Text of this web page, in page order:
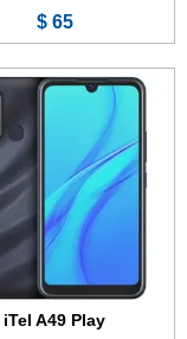
65 $
iTel A49 Play
الشاشة:
الذاكرة الداخلية:
الرام:3 أو 4 جيجابايت
الكاميرا:8 + 0.3 + 0.3 ميجابكسل
عرض الموصفات ←